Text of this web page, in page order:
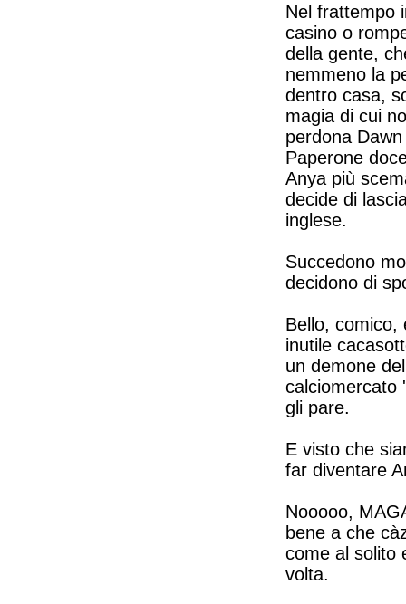
Nel frattempo
casino o
della gente,
nemmeno la
dentro casa,
magia di cui
perdona
Paperone
Anya più
decide di
inglese.
Succedono
decidono di
Bello, comico,
inutile
un demone
calciomercato
gli pare.
E visto che
far diventare
Nooooo,
bene a che
come al solito
volta.